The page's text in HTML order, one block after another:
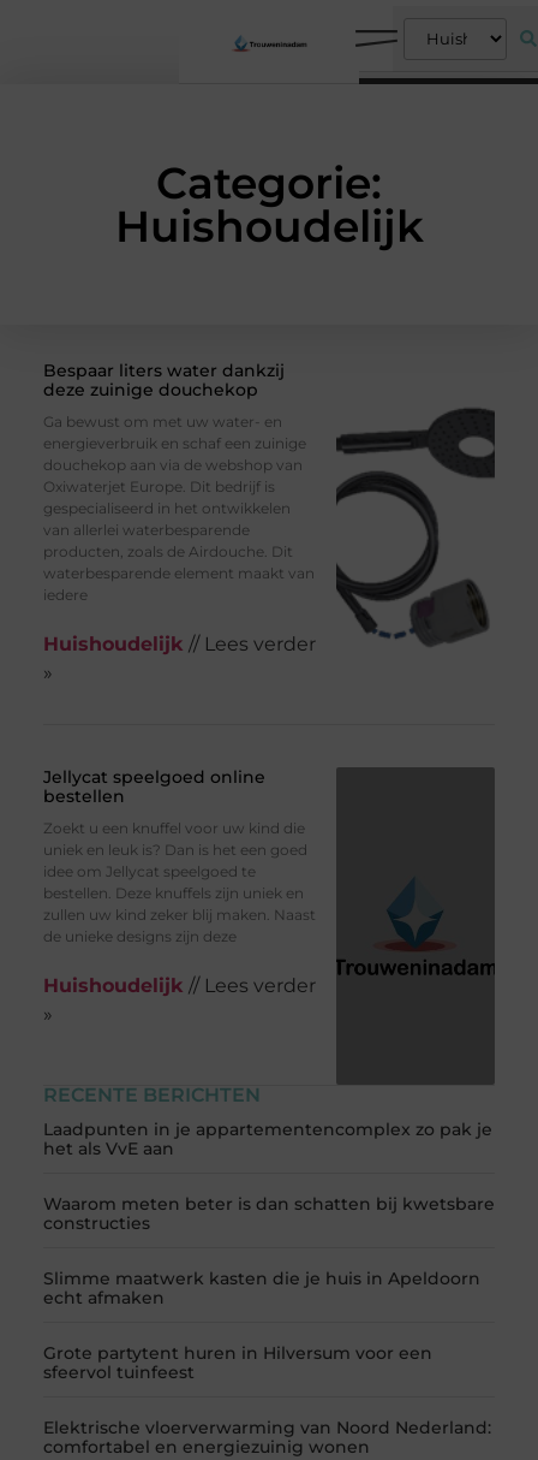
Categorie:
Huishoudelijk
RECENTE BERICHTEN
Laadpunten in je appartementencomplex zo pak je
het als VvE aan
Waarom meten beter is dan schatten bij kwetsbare
constructies
Slimme maatwerk kasten die je huis in Apeldoorn
echt afmaken
Grote partytent huren in Hilversum voor een
sfeervol tuinfeest
Elektrische vloerverwarming van Noord Nederland:
comfortabel en energiezuinig wonen
Bespaar liters water dankzij
deze zuinige douchekop
Ga bewust om met uw water- en
energieverbruik en schaf een zuinige
douchekop aan via de webshop van
Oxiwaterjet Europe. Dit bedrijf is
gespecialiseerd in het ontwikkelen
van allerlei waterbesparende
producten, zoals de Airdouche. Dit
waterbesparende element maakt van
iedere
Huishoudelijk // Lees verder
»
Jellycat speelgoed online
bestellen
Zoekt u een knuffel voor uw kind die
uniek en leuk is? Dan is het een goed
idee om Jellycat speelgoed te
bestellen. Deze knuffels zijn uniek en
zullen uw kind zeker blij maken. Naast
de unieke designs zijn deze
Huishoudelijk // Lees verder
»